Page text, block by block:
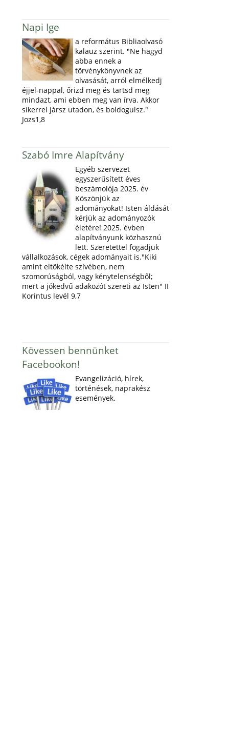
Napi Ige
a református Bibliaolvasó
kalauz szerint. "Ne hagyd
abba ennek a
törvénykönyvnek az
olvasását, arról elmélkedj
éjjel-nappal, őrizd meg és tartsd meg
mindazt, ami ebben meg van írva. Akkor
sikerrel jársz utadon, és boldogulsz."
Jozs1,8
Szabó Imre Alapítvány
Egyéb szervezet
egyszerűsített éves
beszámolója 2025. év
Köszönjük az
adományokat! Isten áldását
kérjük az adományozók
életére! 2025. évben
alapítványunk közhasznú
lett. Szeretettel fogadjuk
vállalkozások, cégek adományait is."Kiki
amint eltökélte szívében, nem
szomorúságból, vagy kénytelenségből;
mert a jókedvű adakozót szereti az Isten" II
Korintus levél 9,7
Kövessen bennünket
Facebookon!
Evangelizáció, hírek,
történések, naprakész
események.